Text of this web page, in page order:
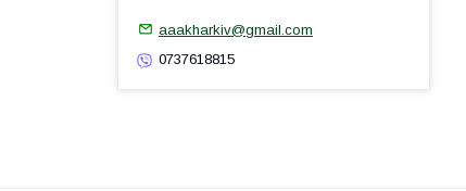
aaakharkiv@gmail.com
0737618815